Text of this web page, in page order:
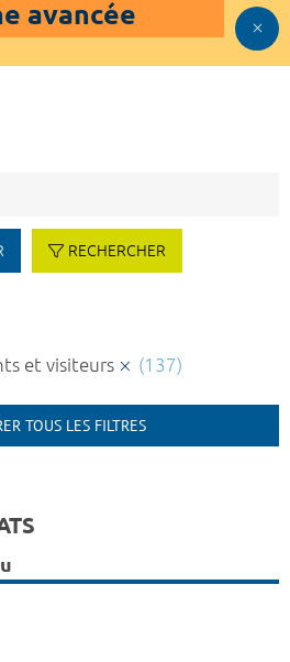
avancée
RECHERCHER
et visiteurs (137)
TOUS LES FILTRES